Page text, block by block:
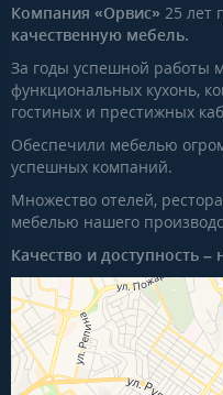
Компания «Орвис» 25 лет
качественную мебель.
За годы успешной работы
функциональных кухонь,
гостиных и престижных
Обеспечили мебелью
успешных компаний.
Множество отелей,
мебелью нашего
Качество и доступность